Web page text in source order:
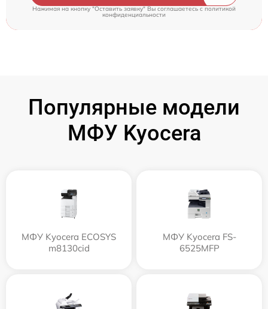
Нажимая на кнопку "Оставить заявку" Вы соглашаетесь c политикой
конфиденциальности
Популярные модели
МФУ Kyocera
МФУ Kyocera ECOSYS
m8130cid
МФУ Kyocera FS-
6525MFP